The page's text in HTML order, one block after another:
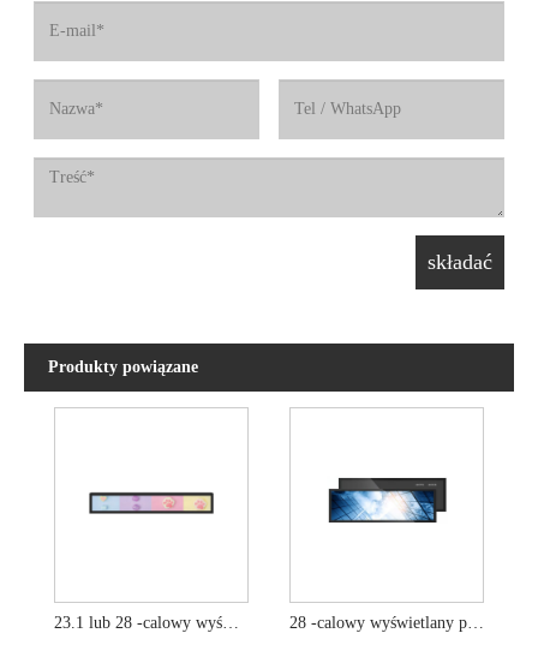
Produkty powiązane
23.1 lub 28 -calowy wyświetlacz paska do monitora HD elektronicznego 28 -calowy wyświetlany pasek na rozciągnięty wyświetlacz na zewnątrz